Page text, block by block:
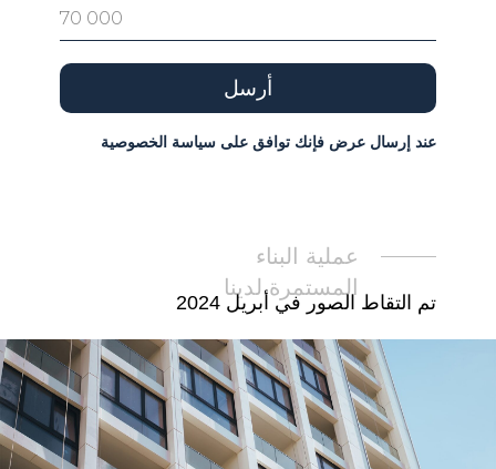
عند إرسال عرض فإنك توافق على سياسة الخصوصية
أرسل
عملية البناء
المستمرة لدينا
تم التقاط الصور في أبريل 2024